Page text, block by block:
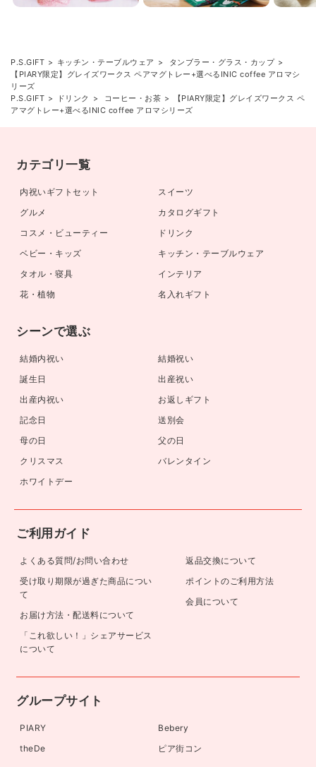
P.S.GIFT キッチン・テーブルウェア
タンブラー・グラス・カップ
【PIARY限定】グレイズワークス ペアマグトレー+選べるINIC coffee アロマシ
リーズ
P.S.GIFT
ドリンク コーヒー・お茶
【PIARY限定】グレイズワークス ペ
アマグトレー+選べるINIC coffee アロマシリーズ
カテゴリ一覧
内祝いギフトセット
スイーツ
グルメ
カタログギフト
コスメ・ビューティー
ドリンク
ベビー・キッズ
キッチン・テーブルウェア
タオル・寝具
インテリア
花・植物
名入れギフト
シーンで選ぶ
結婚内祝い
結婚祝い
誕生日
出産祝い
出産内祝い
お返しギフト
記念日
送別会
母の日
父の日
クリスマス
バレンタイン
ホワイトデー
ご利用ガイド
よくある質問/お問い合わせ
受け取り期限が過ぎた商品につい
て
お届け方法・配送料について
「これ欲しい！」シェアサービス
について
返品交換について
ポイントのご利用方法
会員について
グループサイト
PIARY
Bebery
theDe
ピア街コン